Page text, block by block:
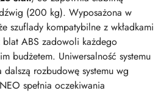
(200 kg). Wyposażona w
szuflady kompatybilne z wkładkami
ABS zadowoli każdego
budżetem. Uniwersalność systemu
rozbudowę systemu wg
spełnia oczekiwania